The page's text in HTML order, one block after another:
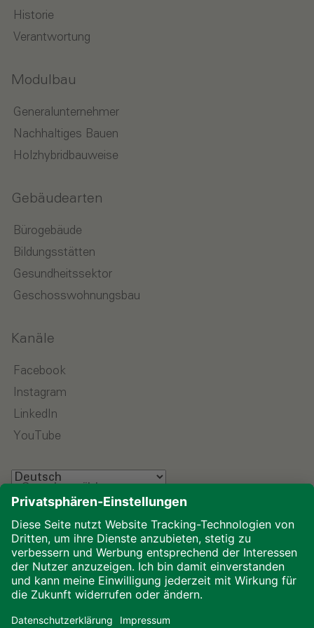
Historie
Verantwortung
Modulbau
Generalunternehmer
Nachhaltiges Bauen
Holzhybridbauweise
Gebäudearten
Bürogebäude
Bildungsstätten
Gesundheitssektor
Geschosswohnungsbau
Kanäle
Facebook
Instagram
LinkedIn
YouTube
Impressum
Datenschutz